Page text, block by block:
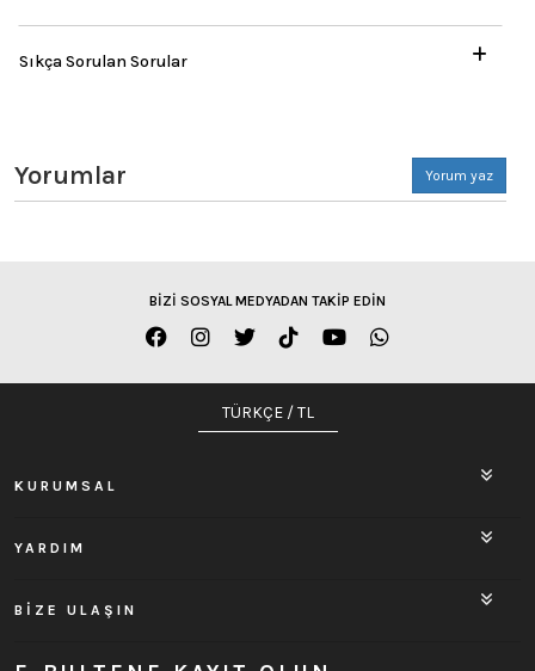
Sıkça Sorulan Sorular
Yorumlar Yorum yaz
BİZİ SOSYAL MEDYADAN TAKİP EDİN
TÜRKÇE / TL
KURUMSAL
YARDIM
BİZE ULAŞIN